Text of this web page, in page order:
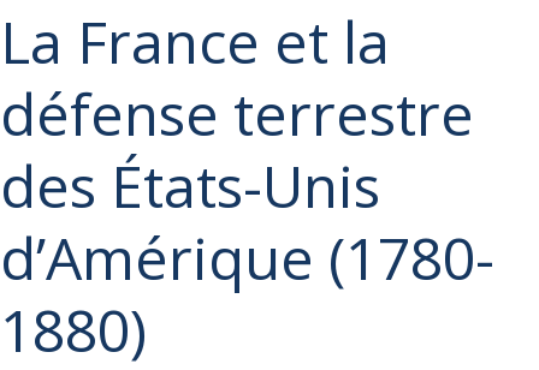
La France et la
défense terrestre
des États-Unis
d’Amérique (1780-
1880)